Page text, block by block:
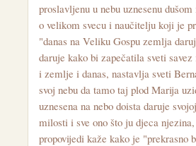
proslavljenu u nebu uznesenu
o velikom svecu i naučitelju koji je
"danas na Veliku Gospu zemlja
daruje kako bi zapečatila sveti
i zemlje i danas, nastavlja sveti
svoj nebu da tamo taj plod Marija
uznesena na nebo doista daruje
milosti i sve ono što ju djeca
propovijedi kaže kako je "prekrasno